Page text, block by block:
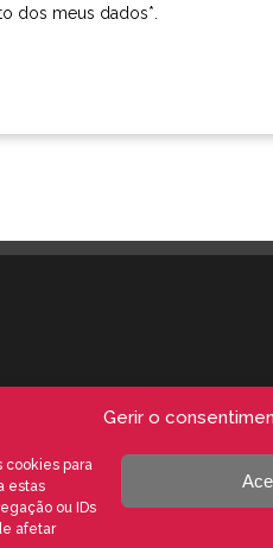
Gerir o
cookies para
estas
ou IDs
afetar
dos meus dados*.